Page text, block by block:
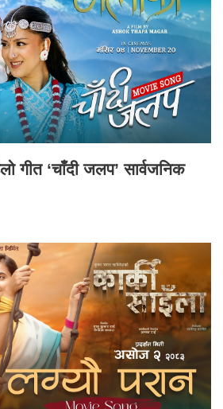
गीत ‘चाँदी जलप’ सार्वजनिक